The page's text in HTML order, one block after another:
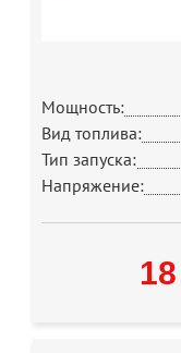
Мощность:
Вид топлива:
Тип запуска:
Напряжение: